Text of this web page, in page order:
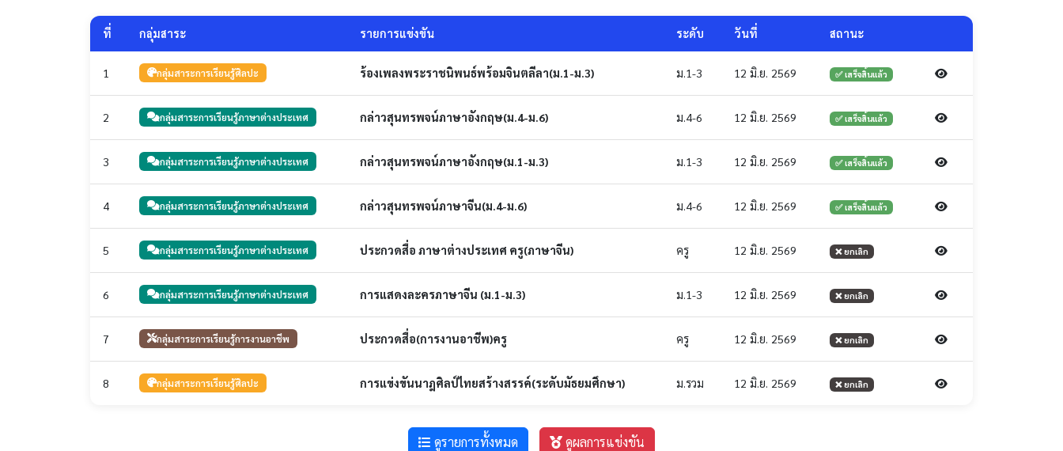
ที่ กลุ่มสาระ รายการแข่งขัน ระดับ วันที่ สถานะ
1 กลุ่มสาระการเรียนรู้ศิลปะ ร้องเพลงพระราชนิพนธ์พร้อมจินตลีลา(ม.1-ม.3) ม.1-3 12 มิ.ย. 2569 ✅ เสร็จสิ้นแล้ว
2 กลุ่มสาระการเรียนรู้ภาษาต่างประเทศ กล่าวสุนทรพจน์ภาษาอังกฤษ(ม.4-ม.6) ม.4-6 12 มิ.ย. 2569 ✅ เสร็จสิ้นแล้ว
3 กลุ่มสาระการเรียนรู้ภาษาต่างประเทศ กล่าวสุนทรพจน์ภาษาอังกฤษ(ม.1-ม.3) ม.1-3 12 มิ.ย. 2569 ✅ เสร็จสิ้นแล้ว
4 กลุ่มสาระการเรียนรู้ภาษาต่างประเทศ กล่าวสุนทรพจน์ภาษาจีน(ม.4-ม.6) ม.4-6 12 มิ.ย. 2569 ✅ เสร็จสิ้นแล้ว
5 กลุ่มสาระการเรียนรู้ภาษาต่างประเทศ ประกวดสื่อ ภาษาต่างประเทศ ครู(ภาษาจีน) ครู 12 มิ.ย. 2569 ❌ ยกเลิก
6 กลุ่มสาระการเรียนรู้ภาษาต่างประเทศ การแสดงละครภาษาจีน (ม.1-ม.3) ม.1-3 12 มิ.ย. 2569 ❌ ยกเลิก
7 กลุ่มสาระการเรียนรู้การงานอาชีพ ประกวดสื่อ(การงานอาชีพ)ครู ครู 12 มิ.ย. 2569 ❌ ยกเลิก
8 กลุ่มสาระการเรียนรู้ศิลปะ การแข่งขันนาฎศิลป์ไทยสร้างสรรค์(ระดับมัธยมศึกษา) ม.รวม 12 มิ.ย. 2569 ❌ ยกเลิก
ดูรายการทั้งหมด ดูผลการแข่งขัน